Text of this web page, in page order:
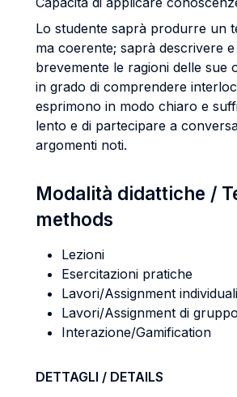
Lo studente saprà produrre un
ma coerente; saprà descrivere
brevemente le ragioni delle sue
in grado di comprendere
esprimono in modo chiaro e
lento e di partecipare a
argomenti noti.
Modalità didattiche /
methods
Lezioni
Esercitazioni pratiche
Lavori/Assignment individuali
Lavori/Assignment di gruppo
Interazione/Gamification
DETTAGLI / DETAILS